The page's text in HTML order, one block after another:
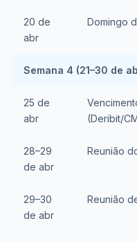
20 de
abr
Domingo
Semana 4 (21–30 de
25 de
abr
(Deribit/
28–29
de abr
Reunião
29–30
de abr
Reunião